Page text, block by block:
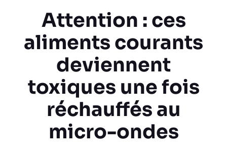
Attention : ces
aliments courants
deviennent
toxiques une fois
réchauffés au
micro-ondes